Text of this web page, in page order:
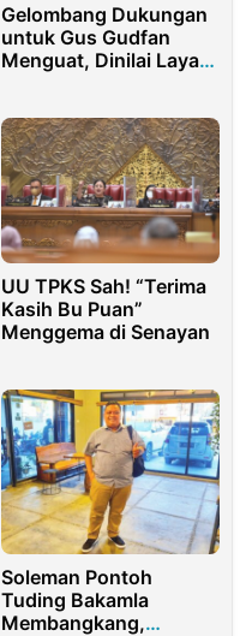
Gelombang Dukungan
untuk Gus Gudfan
Menguat, Dinilai Layak
UU TPKS Sah! “Terima
Kasih Bu Puan”
Menggema di Senayan
Soleman Pontoh
Tuding Bakamla
Membangkang,